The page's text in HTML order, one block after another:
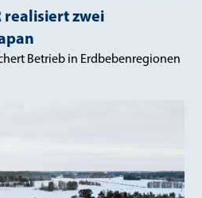
realisiert zwei
Betrieb in Erdbebenregionen